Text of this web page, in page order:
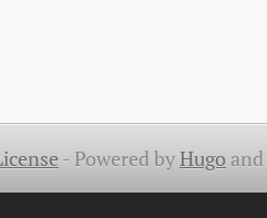
-Powered byHugoand